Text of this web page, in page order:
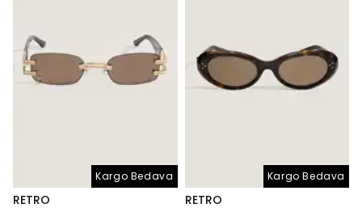
Kargo Bedava
RETRO
Kargo Bedava
RETRO